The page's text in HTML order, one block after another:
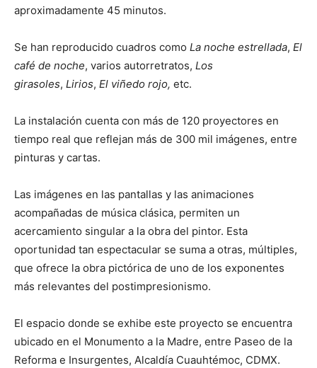
aproximadamente 45 minutos.
Se han reproducido cuadros como La noche estrellada, El
café de noche, varios autorretratos, Los
girasoles, Lirios, El viñedo rojo, etc.
La instalación cuenta con más de 120 proyectores en
tiempo real que reflejan más de 300 mil imágenes, entre
pinturas y cartas.
Las imágenes en las pantallas y las animaciones
acompañadas de música clásica, permiten un
acercamiento singular a la obra del pintor. Esta
oportunidad tan espectacular se suma a otras, múltiples,
que ofrece la obra pictórica de uno de los exponentes
más relevantes del postimpresionismo.
El espacio donde se exhibe este proyecto se encuentra
ubicado en el Monumento a la Madre, entre Paseo de la
Reforma e Insurgentes, Alcaldía Cuauhtémoc, CDMX.